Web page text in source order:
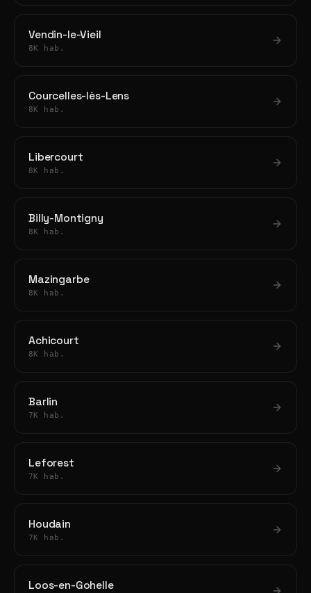
Vendin-le-Vieil
8K hab.
Courcelles-lès-Lens
8K hab.
Libercourt
8K hab.
Billy-Montigny
8K hab.
Mazingarbe
8K hab.
Achicourt
8K hab.
Barlin
7K hab.
Leforest
7K hab.
Houdain
7K hab.
Loos-en-Gohelle